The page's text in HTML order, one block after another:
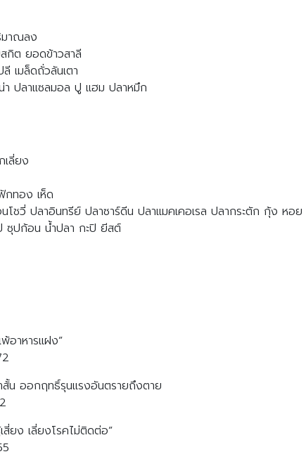
for:
มาณลง
กิต ยอดข้าวสาลี
เมล็ดถั่วลันเตา
า ปลาแซลมอล ปู แฮม ปลาหมึก
ลี่ยง
ทอง เห็ด
โชวี่ ปลาอินทรีย์ ปลาซาร์ดีน ปลาแมคเคอเรล ปลากระตัก กุ้ง หอย
ซุปก้อน น้ำปลา กะปิ ยีสต์
าหารแฝง”
สั้น ออกฤทธิ์รุนแรงอันตรายถึงตาย
สี่ยง เลี่ยงโรคไม่ติดต่อ”